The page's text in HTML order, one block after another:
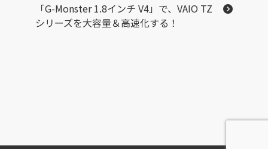
「G-Monster 1.8インチ V4」で、VAIO TZ
シリーズを大容量＆高速化する！